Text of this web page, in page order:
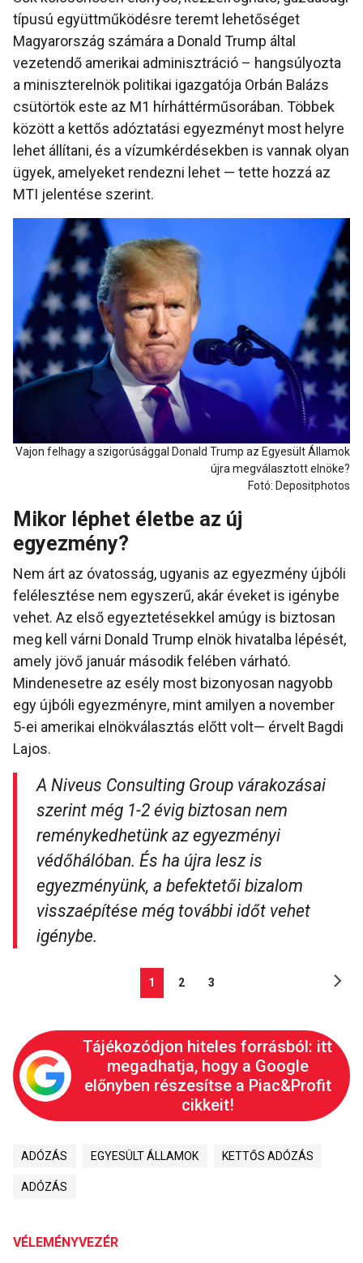
típusú együttműködésre teremt lehetőséget
Magyarország számára a Donald Trump által
vezetendő amerikai adminisztráció – hangsúlyozta
a miniszterelnök politikai igazgatója Orbán Balázs
csütörtök este az M1 hírháttérműsorában. Többek
között a kettős adóztatási egyezményt most helyre
lehet állítani, és a vízumkérdésekben is vannak olyan
ügyek, amelyeket rendezni lehet — tette hozzá az
MTI jelentése szerint.
Vajon felhagy a szigorúsággal Donald Trump az Egyesült Államok
újra megválasztott elnöke?
Fotó: Depositphotos
Mikor léphet életbe az új
egyezmény?
Nem árt az óvatosság, ugyanis az egyezmény újbóli
felélesztése nem egyszerű, akár éveket is igénybe
vehet. Az első egyeztetésekkel amúgy is biztosan
meg kell várni Donald Trump elnök hivatalba lépését,
amely jövő január második felében várható.
Mindenesetre az esély most bizonyosan nagyobb
egy újbóli egyezményre, mint amilyen a november
5-ei amerikai elnökválasztás előtt volt— érvelt Bagdi
Lajos.
A Niveus Consulting Group várakozásai
szerint még 1-2 évig biztosan nem
reménykedhetünk az egyezményi
védőhálóban. És ha újra lesz is
egyezményünk, a befektetői bizalom
visszaépítése még további időt vehet
igénybe.
1 2 3
Tájékozódjon hiteles forrásból: itt
megadhatja, hogy a Google
előnyben részesítse a Piac&Profit
cikkeit!
ADÓZÁS EGYESÜLT ÁLLAMOK KETTŐS ADÓZÁS
ADÓZÁS
VÉLEMÉNYVEZÉR